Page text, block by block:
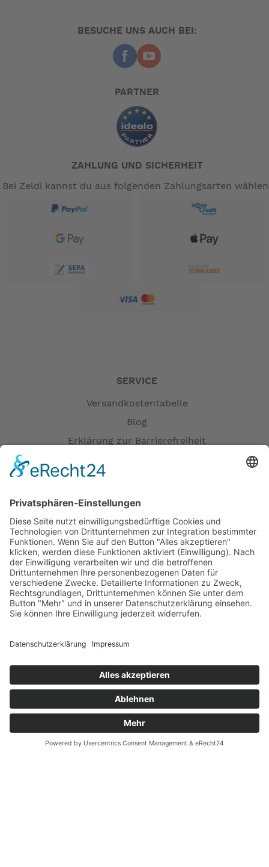
BESUCHE UNS AUCH BEI:
PARTNER
ZAHLUNG UND SICHERHEIT
Bei Zeldi kannst du aus folgenden Zahlungsarten
SERVICE
Versandkostentabelle
Blog
Erklärung zur Barrierefreiheit
Öffnungszeiten
Verfügbarkeit
Größenrechner (Umlaufmaß)
Datenschutz
Fernabsatz
Widerrufsrecht
Widerrufsrecht bei Reparaturen
Kontakt
Ergänzende Allgemeine Geschäftsbedingungen zum
Garantiefall